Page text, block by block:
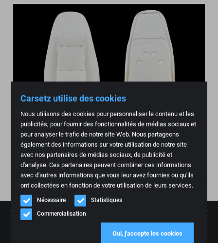
Carsetz utilise des cookies
Nous utilisons des cookies pour personnaliser le contenu et les
publicités, pour fournir des fonctionnalités de médias sociaux et
pour analyser le trafic de notre site Web. Nous partageons
également des informations sur votre utilisation de notre site
avec nos partenaires de médias sociaux, de publicité et
d'analyse. Ces partenaires peuvent combiner ces informations
avec d'autres informations que vous leur avez fournies ou qu'ils
ont collectées en fonction de votre utilisation de leurs services.
Nécessaire
Statistiques
Commercialisation
Oui, j'accepte les cookies
Fiat Ducato Camper Backrest